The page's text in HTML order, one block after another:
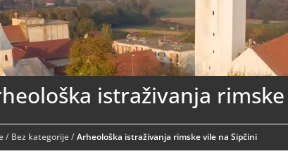
istraživanja
/ Bez kategorije/Arheološka istraživanja rimske vile na Sipčini